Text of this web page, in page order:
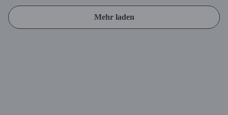
Mehr laden